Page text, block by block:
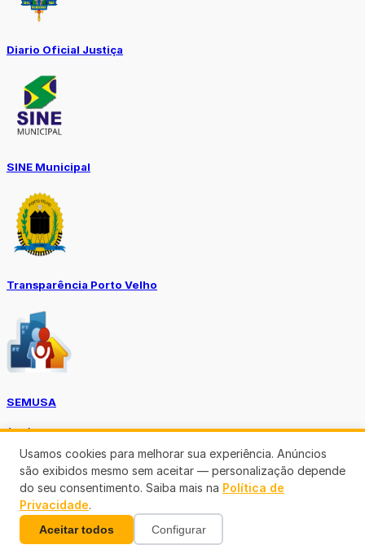
Diario Oficial Justiça
SINE Municipal
Transparência Porto Velho
SEMUSA
(69)3901-3176
Diário Oficial TCE-RO
Usamos cookies para melhorar sua experiência. Anúncios
são exibidos mesmo sem aceitar — personalização depende
do seu consentimento. Saiba mais na Política de
Privacidade.
Aceitar todos Configurar